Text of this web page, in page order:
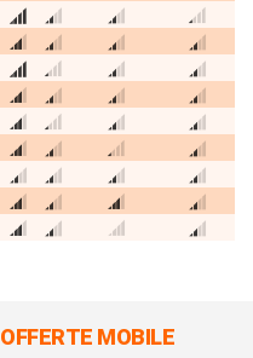
OFFERTE MOBILE